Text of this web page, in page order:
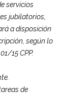
servicios
jubilatorios,
a disposición
según lo
15 CPP.
de